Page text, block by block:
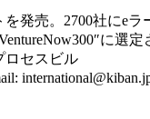
発売。2700社にe
に選定
ロセスビル